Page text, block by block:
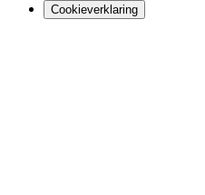
Cookieverklaring